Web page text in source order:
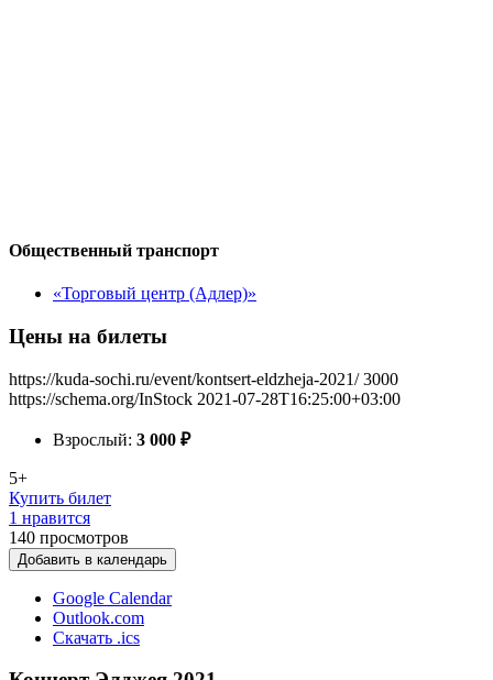
Общественный транспорт
«Торговый центр (Адлер)»
Цены на билеты
https://kuda-sochi.ru/event/kontsert-eldzheja-2021/ 3000
https://schema.org/InStock 2021-07-28T16:25:00+03:00
Взрослый: 3 000 ₽
5+
Купить билет
1 нравится
140 просмотров
Добавить в календарь
Google Calendar
Outlook.com
Скачать .ics